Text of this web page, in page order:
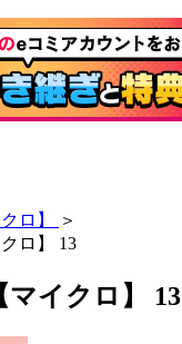
ロ】
＞
ロ】 13
イクロ】 13